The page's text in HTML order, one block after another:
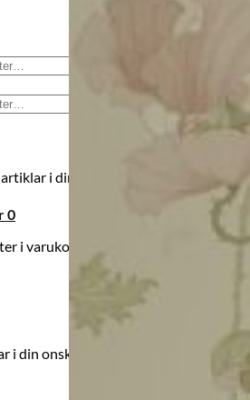
i din onskelista.
0
i varukorgen.
i din onskelista.